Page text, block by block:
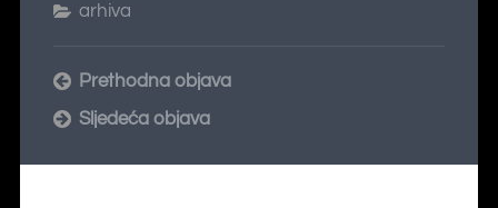
arhiva
Prethodna objava
Sljedeća objava